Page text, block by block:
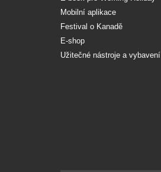
Mobilní aplikace
Festival o Kanadě
E-shop
Užitečné nástroje a vybavení